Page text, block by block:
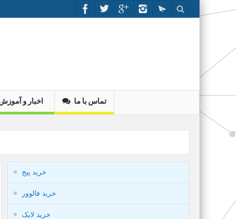
اخبار و تماس با ما
خرید پیج
خرید فالوور
خرید لایک